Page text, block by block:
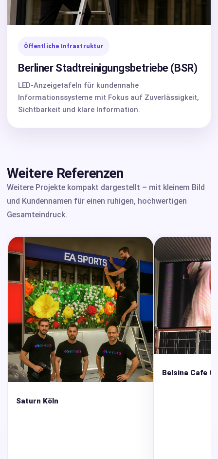
Öffentliche Infrastruktur
Berliner Stadtreinigungsbetriebe (BSR)
LED-Anzeigetafeln für kundennahe
Informationssysteme mit Fokus auf Zuverlässigkeit,
Sichtbarkeit und klare Information.
Weitere Referenzen
Weitere Projekte kompakt dargestellt – mit kleinem Bild
und Kundennamen für einen ruhigen, hochwertigen
Gesamteindruck.
Saturn Köln
Belsina Cafe